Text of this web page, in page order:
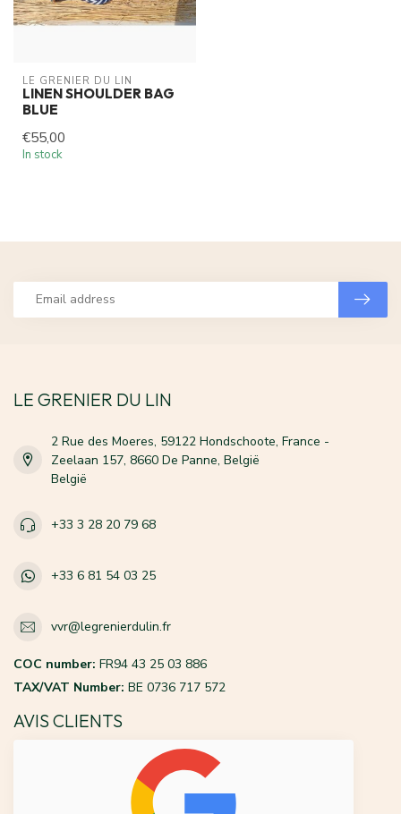
LE GRENIER DU LIN
LINEN SHOULDER BAG
BLUE
€55,00
In stock
LE GRENIER DU LIN
2 Rue des Moeres, 59122 Hondschoote, France -
Zeelaan 157, 8660 De Panne, België
België
+33 3 28 20 79 68
+33 6 81 54 03 25
vvr@legrenierdulin.fr
COC number: FR94 43 25 03 886
TAX/VAT Number: BE 0736 717 572
AVIS CLIENTS